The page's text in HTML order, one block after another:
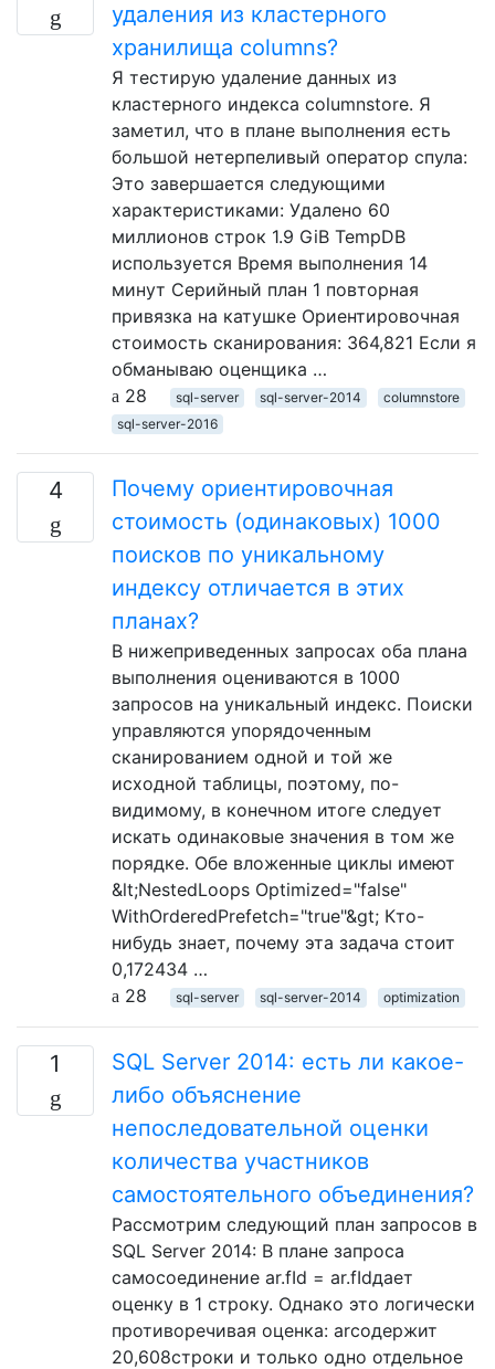
удаления из кластерного
хранилища columns?
Я тестирую удаление данных из
кластерного индекса columnstore. Я
заметил, что в плане выполнения есть
большой нетерпеливый оператор спула:
Это завершается следующими
характеристиками: Удалено 60
миллионов строк 1.9 GiB TempDB
используется Время выполнения 14
минут Серийный план 1 повторная
привязка на катушке Ориентировочная
стоимость сканирования: 364,821 Если я
обманываю оценщика …
28
sql-server sql-server-2014
columnstore
sql-server-2016
4
Почему ориентировочная
стоимость (одинаковых) 1000
поисков по уникальному
индексу отличается в этих
планах?
В нижеприведенных запросах оба плана
выполнения оцениваются в 1000
запросов на уникальный индекс. Поиски
управляются упорядоченным
сканированием одной и той же
исходной таблицы, поэтому, по-
видимому, в конечном итоге следует
искать одинаковые значения в том же
порядке. Обе вложенные циклы имеют
&lt;NestedLoops Optimized="false"
WithOrderedPrefetch="true"&gt; Кто-
нибудь знает, почему эта задача стоит
0,172434 …
28
sql-server sql-server-2014 optimization
1
SQL Server 2014: есть ли какое-
либо объяснение
непоследовательной оценки
количества участников
самостоятельного объединения?
Рассмотрим следующий план запросов в
SQL Server 2014: В плане запроса
самосоединение ar.fId = ar.fIdдает
оценку в 1 строку. Однако это логически
противоречивая оценка: arсодержит
20,608строки и только одно отдельное